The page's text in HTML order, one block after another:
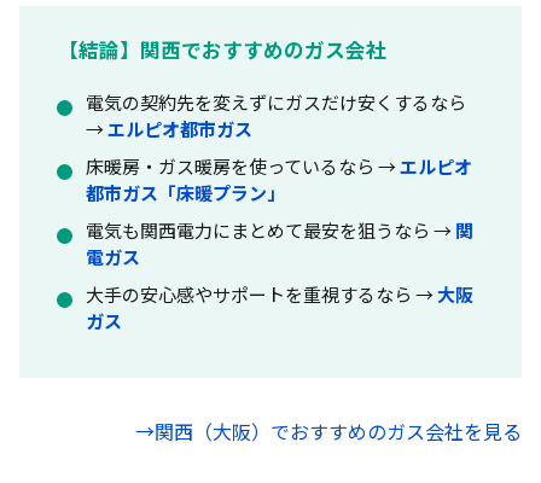
【結論】関西でおすすめのガス会社
電気の契約先を変えずにガスだけ安くするなら
→エルピオ都市ガス
床暖房・ガス暖房を使っているなら →エルピオ
都市ガス「床暖プラン」
電気も関西電力にまとめて最安を狙うなら →関
電ガス
大手の安心感やサポートを重視するなら →大阪
ガス
→関西（大阪）でおすすめのガス会社を見る